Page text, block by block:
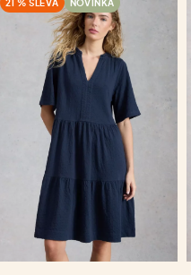
21 % SLEVA NOVINKA